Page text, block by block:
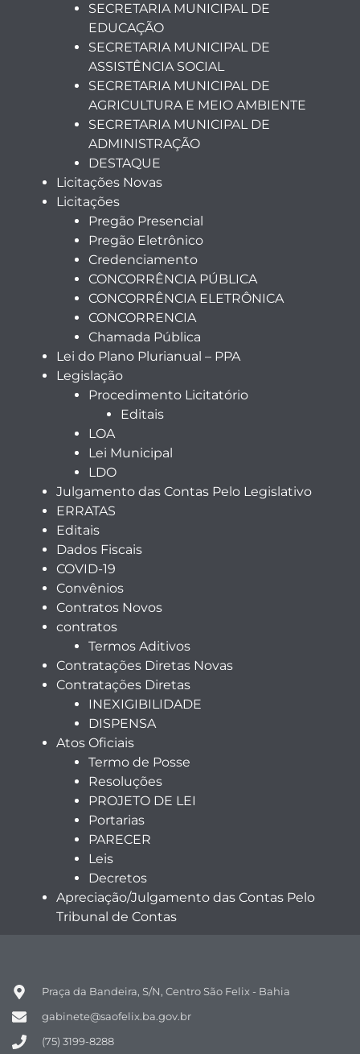
SECRETARIA MUNICIPAL DE
EDUCAÇÃO
SECRETARIA MUNICIPAL DE
ASSISTÊNCIA SOCIAL
SECRETARIA MUNICIPAL DE
AGRICULTURA E MEIO AMBIENTE
SECRETARIA MUNICIPAL DE
ADMINISTRAÇÃO
DESTAQUE
Licitações Novas
Licitações
Pregão Presencial
Pregão Eletrônico
Credenciamento
CONCORRÊNCIA PÚBLICA
CONCORRÊNCIA ELETRÔNICA
CONCORRENCIA
Chamada Pública
Lei do Plano Plurianual – PPA
Legislação
Procedimento Licitatório
Editais
LOA
Lei Municipal
LDO
Julgamento das Contas Pelo Legislativo
ERRATAS
Editais
Dados Fiscais
COVID-19
Convênios
Contratos Novos
contratos
Termos Aditivos
Contratações Diretas Novas
Contratações Diretas
INEXIGIBILIDADE
DISPENSA
Atos Oficiais
Termo de Posse
Resoluções
PROJETO DE LEI
Portarias
PARECER
Leis
Decretos
Apreciação/Julgamento das Contas Pelo
Tribunal de Contas
Praça da Bandeira, S/N, Centro São Felix - Bahia
gabinete@saofelix.ba.gov.br
(75) 3199-8288